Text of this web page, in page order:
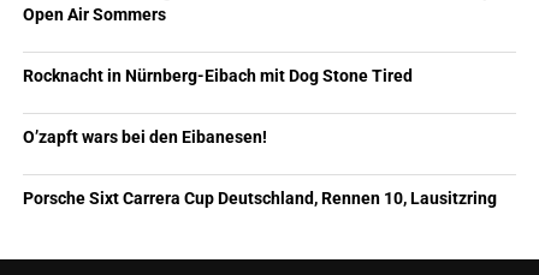
Open Air Sommers
Rocknacht in Nürnberg-Eibach mit Dog Stone Tired
O’zapft wars bei den Eibanesen!
Porsche Sixt Carrera Cup Deutschland, Rennen 10, Lausitzring